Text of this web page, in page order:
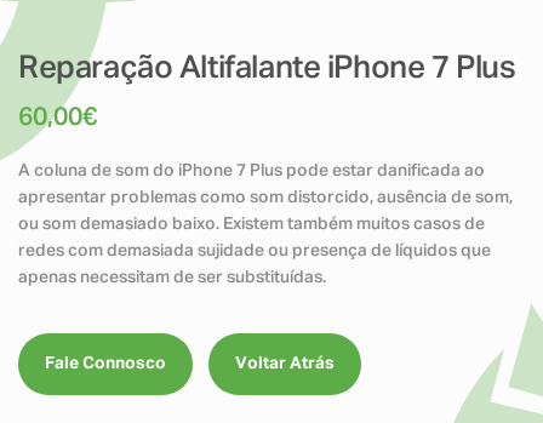
Reparação Altifalante iPhone 7 Plus
60,00€
A coluna de som do iPhone 7 Plus pode estar danificada ao
apresentar problemas como som distorcido, ausência de som,
ou som demasiado baixo. Existem também muitos casos de
redes com demasiada sujidade ou presença de líquidos que
apenas necessitam de ser substituídas.
Fale Connosco Voltar Atrás